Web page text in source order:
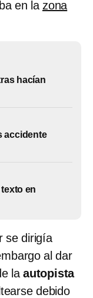
en la zona
hacían
accidente
en
se dirigía
al dar
la autopista
debido